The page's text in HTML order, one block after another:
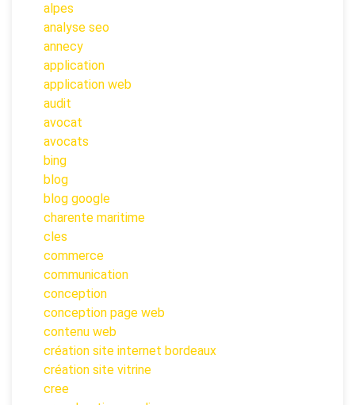
alpes
analyse seo
annecy
application
application web
audit
avocat
avocats
bing
blog
blog google
charente maritime
cles
commerce
communication
conception
conception page web
contenu web
création site internet bordeaux
création site vitrine
cree